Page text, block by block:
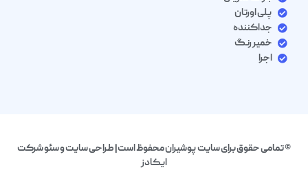
پلی اورتان
جداکننده
خمیر رنگ
اجرا
© تمامی حقوق برای سایت پوشیران محفوظ است| طراحی سایت و سئو شرکت
ایکادز